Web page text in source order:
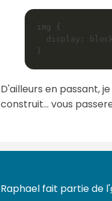
img {
}
D'ailleurs en passant,
construit... vous
Raphael fait partie de l'